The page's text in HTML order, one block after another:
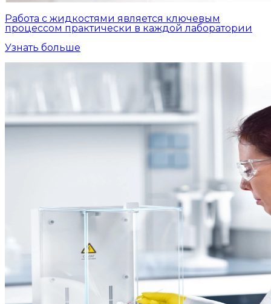
Работа с жидкостями является ключевым
процессом практически в каждой лаборатории
Узнать больше